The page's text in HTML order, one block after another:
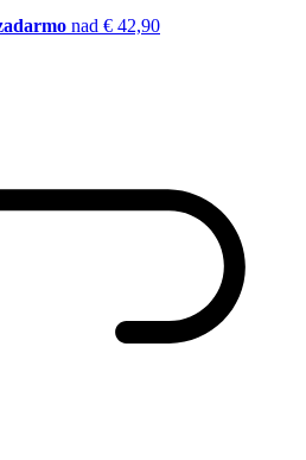
nad € 42,90